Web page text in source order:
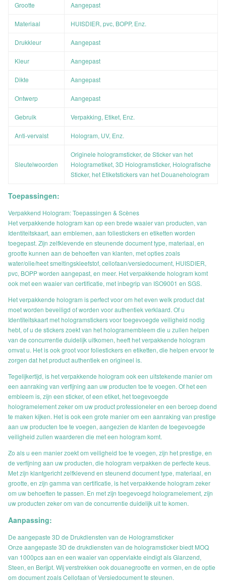
Grootte Aangepast
Materiaal HUISDIER, pvc, BOPP, Enz.
Drukkleur Aangepast
Kleur Aangepast
Dikte Aangepast
Ontwerp Aangepast
Gebruik Verpakking, Etiket, Enz.
Anti-vervalst Hologram, UV, Enz.
Sleutelwoorden
Originele hologramsticker, de Sticker van het
Hologrametiket, 3D Hologramsticker, Holografische
Sticker, het Etiketstickers van het Douanehologram
Toepassingen:
Verpakkend Hologram: Toepassingen & Scènes
Het verpakkende hologram kan op een brede waaier van producten, van
Identiteitskaart, aan emblemen, aan foliestickers en etiketten worden
toegepast. Zijn zelfklevende en steunende document type, materiaal, en
grootte kunnen aan de behoeften van klanten, met opties zoals
water/olie/heet smeltingskleefstof, cellofaan/versiedocument, HUISDIER,
pvc, BOPP worden aangepast, en meer. Het verpakkende hologram komt
ook met een waaier van certificatie, met inbegrip van ISO9001 en SGS.
Het verpakkende hologram is perfect voor om het even welk product dat
moet worden beveiligd of worden voor authentiek verklaard. Of u
Identiteitskaart met hologramstickers voor toegevoegde veiligheid nodig
hebt, of u de stickers zoekt van het hologramembleem die u zullen helpen
van de concurrentie duidelijk uitkomen, heeft het verpakkende hologram
omvat u. Het is ook groot voor foliestickers en etiketten, die helpen ervoor te
zorgen dat het product authentiek en origineel is.
Tegelijkertijd, is het verpakkende hologram ook een uitstekende manier om
een aanraking van verfijning aan uw producten toe te voegen. Of het een
embleem is, zijn een sticker, of een etiket, het toegevoegde
hologramelement zeker om uw product professioneler en een beroep doend
te maken kijken. Het is ook een grote manier om een aanraking van prestige
aan uw producten toe te voegen, aangezien de klanten de toegevoegde
veiligheid zullen waarderen die met een hologram komt.
Zo als u een manier zoekt om veiligheid toe te voegen, zijn het prestige, en
de verfijning aan uw producten, die hologram verpakken de perfecte keus.
Met zijn klantgericht zelfklevend en steunend document type, materiaal, en
grootte, en zijn gamma van certificatie, is het verpakkende hologram zeker
om uw behoeften te passen. En met zijn toegevoegd hologramelement, zijn
uw producten zeker om van de concurrentie duidelijk uit te komen.
Aanpassing:
De aangepaste 3D de Drukdiensten van de Hologramsticker
Onze aangepaste 3D de drukdiensten van de hologramsticker biedt MOQ
van 1000pcs aan en een waaier van oppervlakte eindigt als Glanzend,
Steen, en Berijpt. Wij verstrekken ook douanegrootte en vormen, en de optie
om document zoals Cellofaan of Versiedocument te steunen.